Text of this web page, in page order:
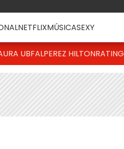
NETFLIXMÚSICASEXY
UBFALPEREZ HILTONRATING